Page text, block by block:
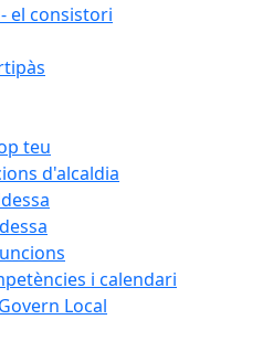
el consistori
teu
d'alcaldia
i calendari
Local